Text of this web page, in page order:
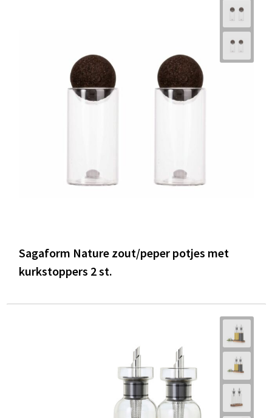
Sagaform Nature zout/peper potjes met
kurkstoppers 2 st.